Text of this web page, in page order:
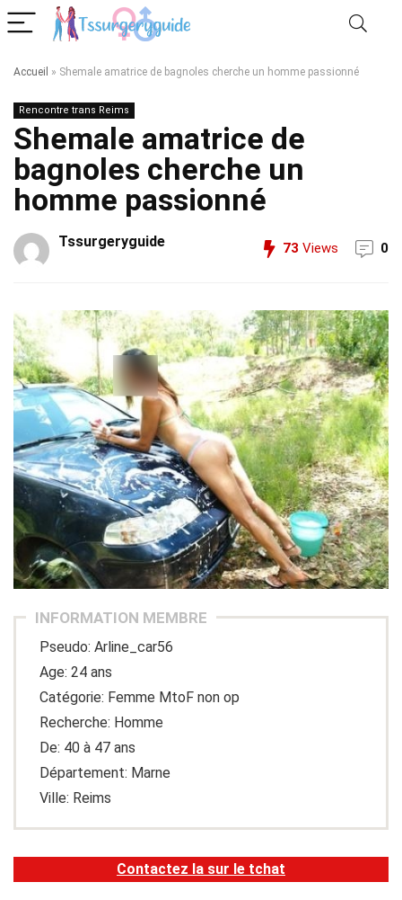
Accueil » Shemale amatrice de bagnoles cherche un homme passionné
Rencontre trans Reims
Shemale amatrice de
bagnoles cherche un
homme passionné
Tssurgeryguide 73 Views 0
INFORMATION MEMBRE
Pseudo: Arline_car56
Age: 24 ans
Catégorie: Femme MtoF non op
Recherche: Homme
De: 40 à 47 ans
Département: Marne
Ville: Reims
Contactez la sur le tchat